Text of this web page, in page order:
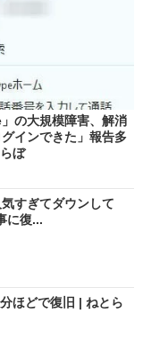
」の大規模障害、解消
インできた」報告多
ぼ
すぎてダウンして
に復...
ほどで復旧 | ねとら